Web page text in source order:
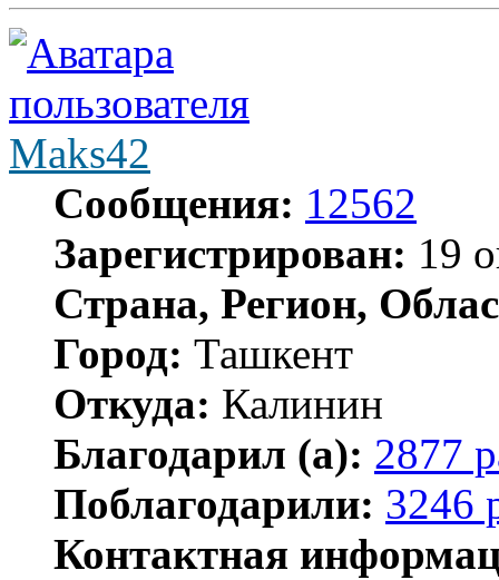
Maks42
Сообщения: 12562
Зарегистрирован: 19
Страна, Регион,
Город: Ташкент
Откуда: Калинин
Благодарил (а): 2877
Поблагодарили: 3246
Контактная